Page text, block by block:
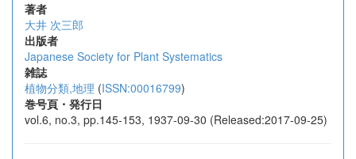
著者
大井 次三郎
出版者
Japanese Society for Plant Systematics
雑誌
植物分類,地理 (ISSN:00016799)
巻号頁・発行日
vol.6, no.3, pp.145-153, 1937-09-30 (Released:2017-09-25)